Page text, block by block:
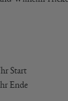
Start
Ende